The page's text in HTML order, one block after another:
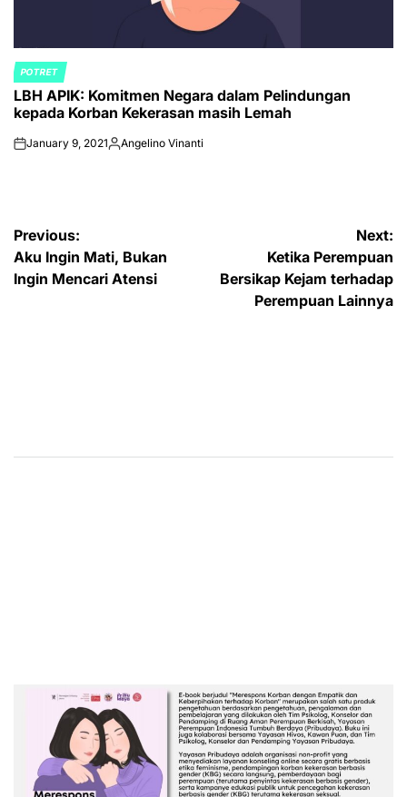
POSTED
IN
POTRET
LBH APIK: Komitmen Negara dalam Pelindungan
kepada Korban Kekerasan masih Lemah
onJanuary 9, 2021Posted
Angelino Vinanti
Post
navigation
Previous:
Aku Ingin Mati, Bukan
Ingin Mencari Atensi
Next:
Ketika Perempuan
Bersikap Kejam terhadap
Perempuan Lainnya